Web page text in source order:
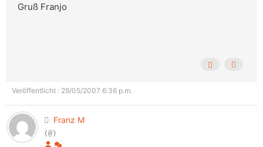
Gruß Franjo
Veröffentlicht : 29/05/2007 6:36 p.m.
Franz M
(@)